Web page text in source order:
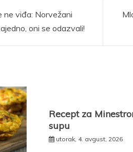
ne viđa: Norvežani
oni se odazvali!
Recept za
supu
utorak, 4. avgust, 2026